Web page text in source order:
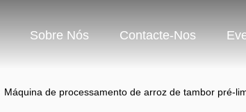
Sobre Nós Contacte-Nos
Máquina de processamento de arroz de tambor pré-